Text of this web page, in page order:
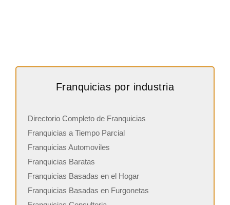
Franquicias por industria
Directorio Completo de Franquicias
Franquicias a Tiempo Parcial
Franquicias Automoviles
Franquicias Baratas
Franquicias Basadas en el Hogar
Franquicias Basadas en Furgonetas